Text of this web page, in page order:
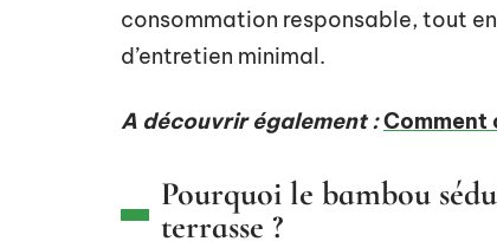
consommation responsable, tout
d’entretien minimal.
A découvrir également :Comment
Pourquoi le bambou
terrasse ?